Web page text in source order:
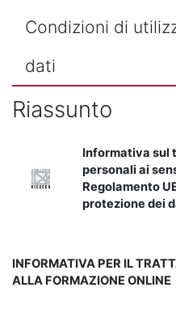
Condizioni di
dati
Riassunto
Informativa sul
personali ai
Regolamento
protezione dei
INFORMATIVA PER IL
ALLA FORMAZIONE ONLINE